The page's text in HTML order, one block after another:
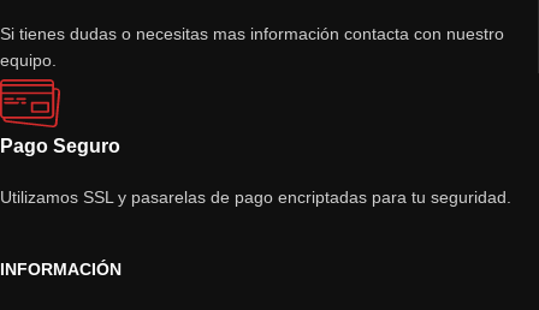
Si tienes dudas o necesitas mas información contacta con nuestro
equipo.
Pago Seguro
Utilizamos SSL y pasarelas de pago encriptadas para tu seguridad.
INFORMACIÓN